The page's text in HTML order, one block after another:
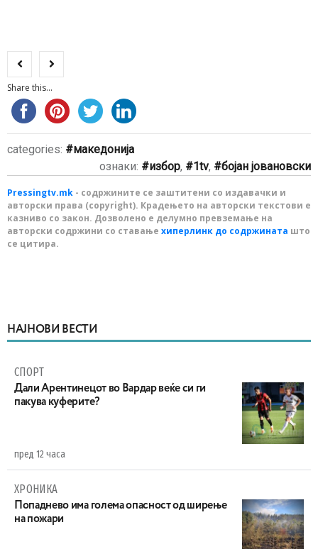
Share this...
categories:
македонија
ознаки:
избор, 1tv, бојан јовановски
Pressingtv.mk - содржините се заштитени со издавачки и
авторски права (copyright). Крадењето на авторски текстови е
казниво со закон. Дозволено е делумно превземање на
авторски содржини со ставање хиперлинк до содржината што
се цитира.
НАЈНОВИ ВЕСТИ
СПОРТ
Дали Арентинецот во Вардар веќе си ги
пакува куферите?
пред 12 часа
ХРОНИКА
Попаднево има голема опасност од ширење
на пожари